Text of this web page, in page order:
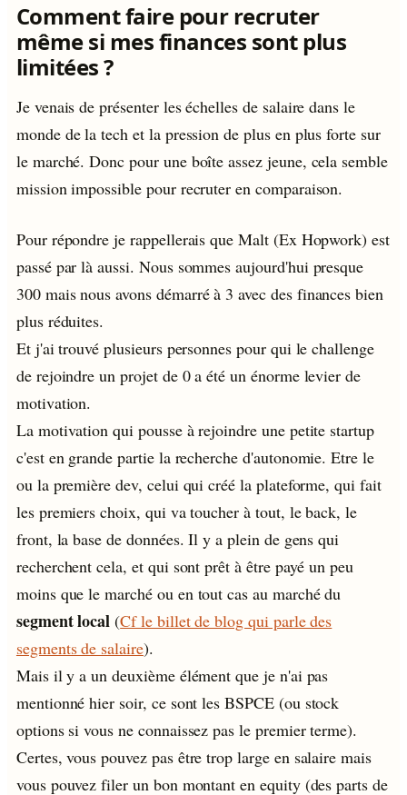
Comment faire pour recruter
même si mes finances sont plus
limitées ?
Je venais de présenter les échelles de salaire dans le
monde de la tech et la pression de plus en plus forte sur
le marché. Donc pour une boîte assez jeune, cela semble
mission impossible pour recruter en comparaison.
Pour répondre je rappellerais que Malt (Ex Hopwork) est
passé par là aussi. Nous sommes aujourd'hui presque
300 mais nous avons démarré à 3 avec des finances bien
plus réduites.
Et j'ai trouvé plusieurs personnes pour qui le challenge
de rejoindre un projet de 0 a été un énorme levier de
motivation.
La motivation qui pousse à rejoindre une petite startup
c'est en grande partie la recherche d'autonomie. Etre le
ou la première dev, celui qui créé la plateforme, qui fait
les premiers choix, qui va toucher à tout, le back, le
front, la base de données. Il y a plein de gens qui
recherchent cela, et qui sont prêt à être payé un peu
moins que le marché ou en tout cas au marché du
segment local (Cf le billet de blog qui parle des
segments de salaire).
Mais il y a un deuxième élément que je n'ai pas
mentionné hier soir, ce sont les BSPCE (ou stock
options si vous ne connaissez pas le premier terme).
Certes, vous pouvez pas être trop large en salaire mais
vous pouvez filer un bon montant en equity (des parts de